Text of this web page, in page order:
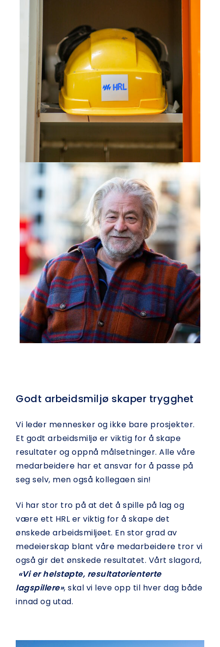
Godt arbeidsmiljø skaper trygghet
Vi leder mennesker og ikke bare prosjekter.
Et godt arbeidsmiljø er viktig for å skape
resultater og oppnå målsetninger. Alle våre
medarbeidere har et ansvar for å passe på
seg selv, men også kollegaen sin!
Vi har stor tro på at det å spille på lag og
være ett HRL er viktig for å skape det
ønskede arbeidsmiljøet. En stor grad av
medeierskap blant våre medarbeidere tror vi
også gir det ønskede resultatet. Vårt slagord,
«Vi er helstøpte, resultatorienterte
lagspillere», skal vi leve opp til hver dag både
innad og utad.